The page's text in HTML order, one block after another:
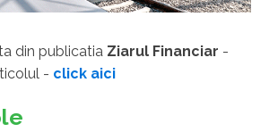
din publicatia Ziarul Financiar -
- click aici